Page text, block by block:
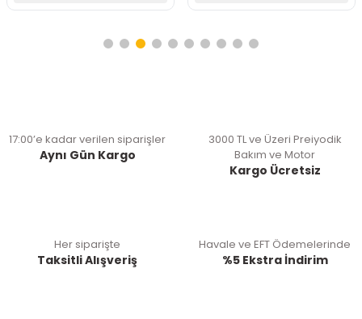
17:00’e kadar verilen siparişler
Aynı Gün Kargo
3000 TL ve Üzeri Preiyodik
Bakım ve Motor
Kargo Ücretsiz
Her siparişte
Taksitli Alışveriş
Havale ve EFT Ödemelerinde
%5 Ekstra İndirim